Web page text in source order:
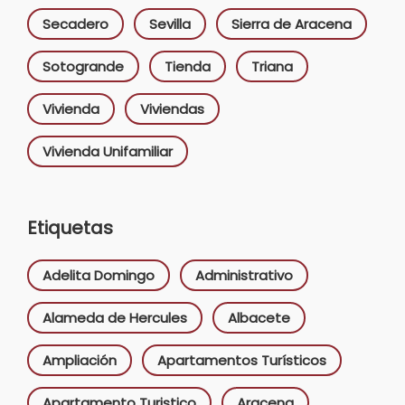
Secadero Sevilla Sierra de Aracena
Sotogrande Tienda Triana
Vivienda Viviendas
Vivienda Unifamiliar
Etiquetas
Adelita Domingo Administrativo
Alameda de Hercules Albacete
Ampliación Apartamentos Turísticos